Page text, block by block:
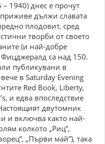
1940) днес е прочут
дължи славата
плодовит, сред
творби от своето
(и най-добре
Фицджералд са над 150.
публикувани в
в Saturday Evening
Red Book, Liberty,
и едва впоследствие
двутомник
и включва както най-
колкото „Риц”,
„Първи май”), така